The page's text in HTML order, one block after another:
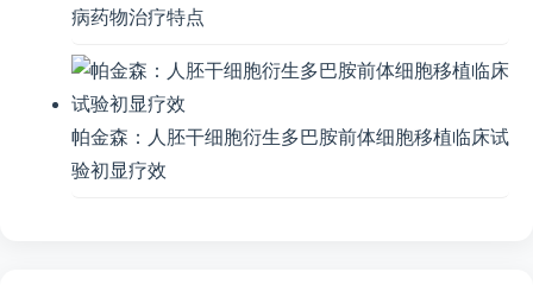
病药物治疗特点
帕金森：人胚干细胞衍生多巴胺前体细胞移植临床试
验初显疗效